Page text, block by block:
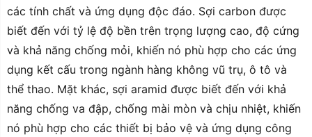
các tính chất và ứng dụng độc đáo. Sợi carbon được
biết đến với tỷ lệ độ bền trên trọng lượng cao, độ cứng
và khả năng chống mỏi, khiến nó phù hợp cho các ứng
dụng kết cấu trong ngành hàng không vũ trụ, ô tô và
thể thao. Mặt khác, sợi aramid được biết đến với khả
năng chống va đập, chống mài mòn và chịu nhiệt, khiến
nó phù hợp cho các thiết bị bảo vệ và ứng dụng công